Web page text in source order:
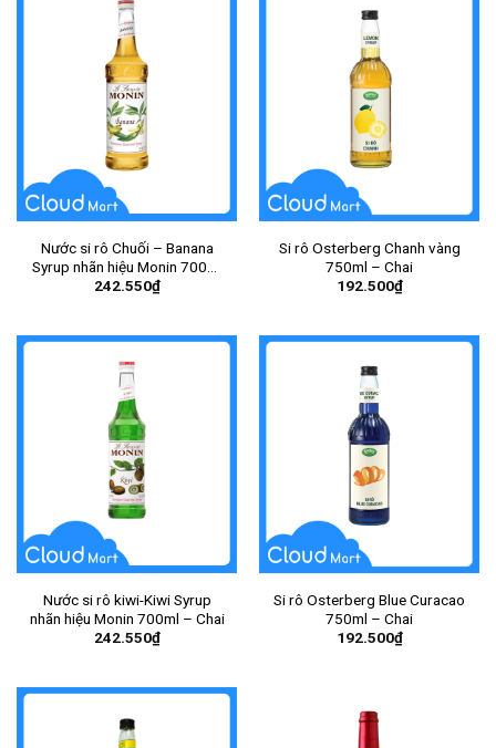
Nước si rô Chuối – Banana
Syrup nhãn hiệu Monin 700ml
– Chai
242.550₫
Si rô Osterberg Chanh vàng
750ml – Chai
192.500₫
Nước si rô kiwi-Kiwi Syrup
nhãn hiệu Monin 700ml – Chai
242.550₫
Si rô Osterberg Blue Curacao
750ml – Chai
192.500₫